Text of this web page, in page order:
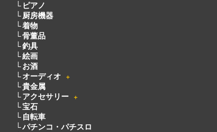
ピアノ
厨房機器
着物
骨董品
釣具
絵画
お酒
オーディオ
＋
貴金属
アクセサリー
＋
宝石
自転車
パチンコ・パチスロ